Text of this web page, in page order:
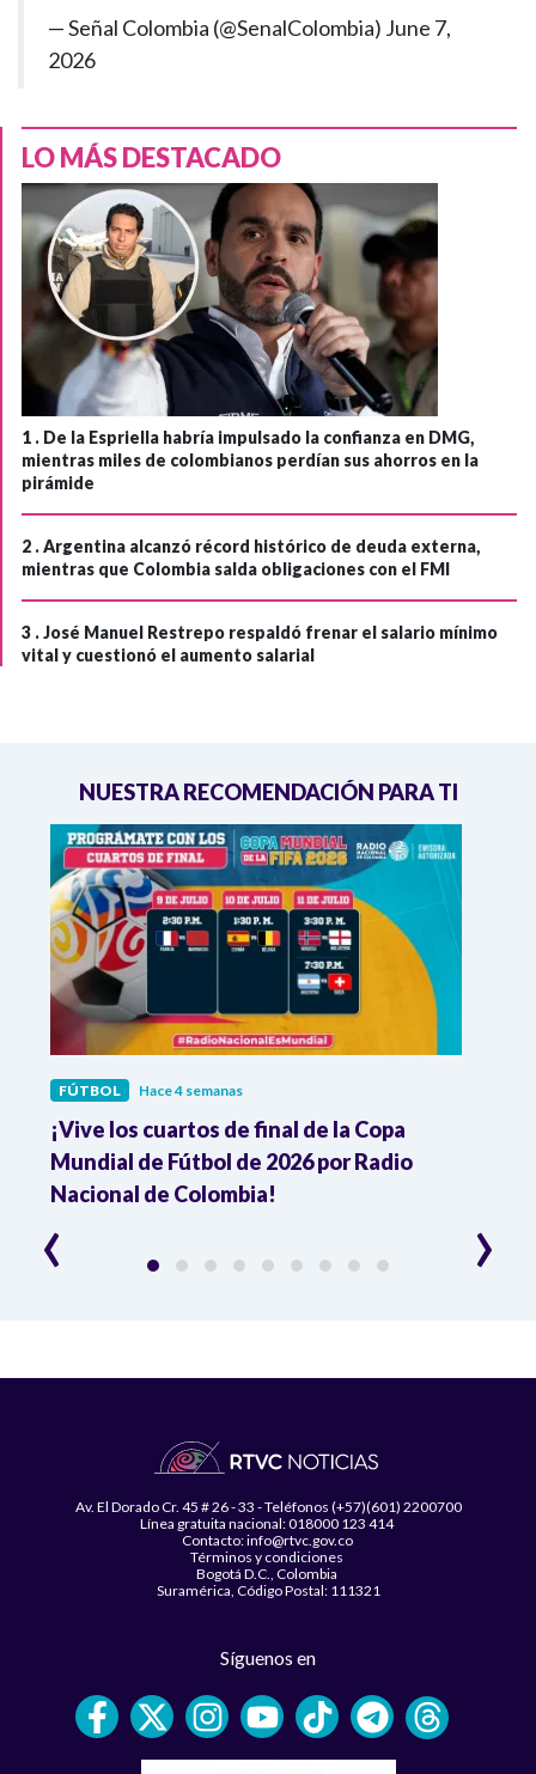
— Señal Colombia (@SenalColombia) June 7,
2026
LO MÁS DESTACADO
1 . De la Espriella habría impulsado la confianza en DMG,
mientras miles de colombianos perdían sus ahorros en la
pirámide
2 .Argentina alcanzó récord histórico de deuda externa,
mientras que Colombia salda obligaciones con el FMI
3 .José Manuel Restrepo respaldó frenar el salario mínimo
vital y cuestionó el aumento salarial
NUESTRA RECOMENDACIÓN PARA TI
FÚTBOL Hace 4 semanas
¡Vive los cuartos de final de la Copa
Mundial de Fútbol de 2026 por Radio
Nacional de Colombia!
‹ ›
Av. El Dorado Cr. 45 # 26 - 33 - Teléfonos (+57)(601) 2200700
Línea gratuita nacional: 018000 123 414
Contacto: info@rtvc.gov.co
Términos y condiciones
Bogotá D.C., Colombia
Suramérica, Código Postal: 111321
Síguenos en